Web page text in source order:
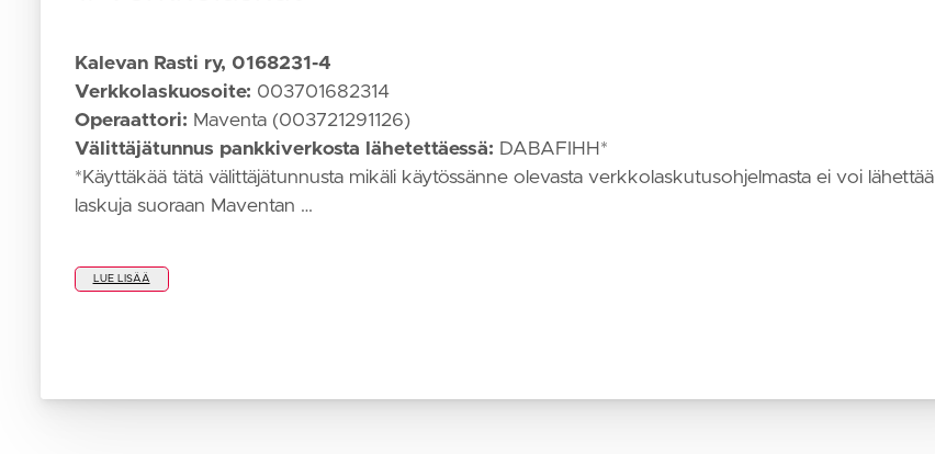
keskimatka
2025
SM-pitkä
2023
Kalevan Rasti ry, 0168231-4
Verkkolaskuosoite: 003701682314
Operaattori: Maventa (003721291126)
Välittäjätunnus pankkiverkosta lähetettäessä: DABAFIHH*
*Käyttäkää tätä välittäjätunnusta mikäli käytössänne olevasta verkkolaskutusohjelmasta ei voi lähettää
laskuja suoraan Maventan …
LUE LISÄÄ